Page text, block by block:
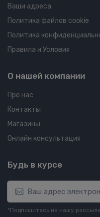
Ваши адреса
Политика файлов cookie
Политика
Правила и Условия
О нашей компании
Про нас
Контакты
Магазины
Онлайн консультация
Будь в курсе
*Подпишитесь на нашу